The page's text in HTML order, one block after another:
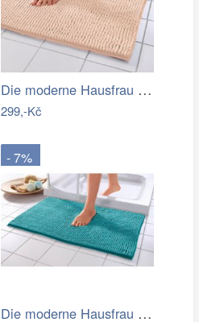
Die moderne Hausfrau Koupelnová…
299,-Kč
- 7%
Die moderne Hausfrau Koupelnová…